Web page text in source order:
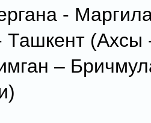
-
Ташкент (Ахсы
–